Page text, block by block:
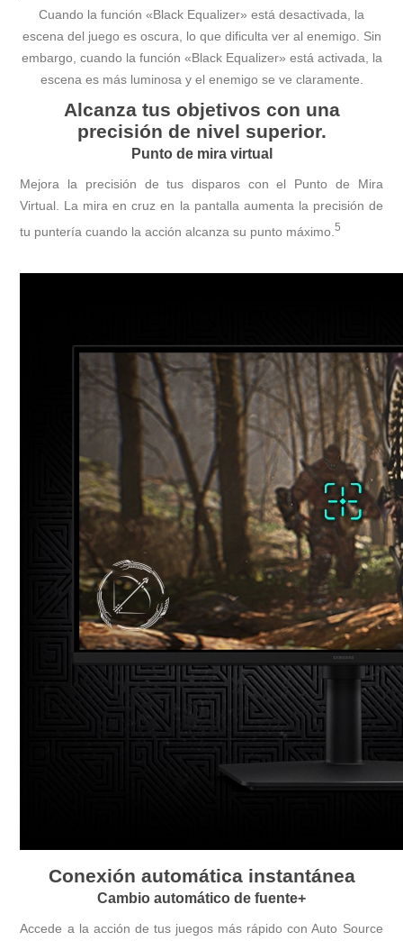
Cuando la función «Black Equalizer» está desactivada, la
escena del juego es oscura, lo que dificulta ver al enemigo. Sin
embargo, cuando la función «Black Equalizer» está activada, la
escena es más luminosa y el enemigo se ve claramente.
Alcanza tus objetivos con una
precisión de nivel superior.
Punto de mira virtual
Mejora la precisión de tus disparos con el Punto de Mira
Virtual. La mira en cruz en la pantalla aumenta la precisión de
tu puntería cuando la acción alcanza su punto máximo.5
Conexión automática instantánea
Cambio automático de fuente+
Accede a la acción de tus juegos más rápido con Auto Source